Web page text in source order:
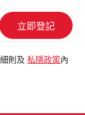
細則及 私隱政策 內